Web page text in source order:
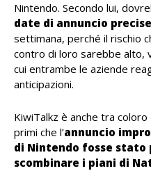
Nintendo. Secondo lui,
date di annuncio precise
settimana, perché il rischio
contro di loro sarebbe alto,
cui entrambe le aziende
anticipazioni.
KiwiTalkz è anche tra
primi che l’annuncio
di Nintendo fosse stato
scombinare i piani di